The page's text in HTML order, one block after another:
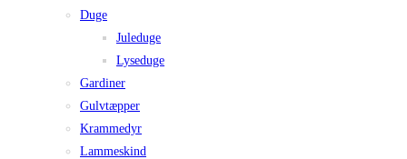
Duge
Juleduge
Lyseduge
Gardiner
Gulvtæpper
Krammedyr
Lammeskind